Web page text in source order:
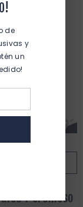
Y Cremoso
de
y
un